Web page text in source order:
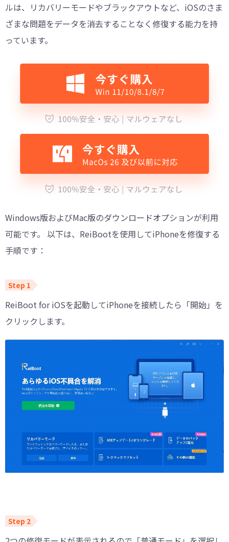
ルは、リカバリーモードやブラックアウトなど、iOSのさま
ざまな問題をデータを消去することなく修復する能力を持
っています。
Windows版およびMac版のダウンロードオプションが利用
可能です。 以下は、ReiBootを使用してiPhoneを修復する
手順です：
ReiBoot for iOSを起動してiPhoneを接続したら「開始」を
クリックします。